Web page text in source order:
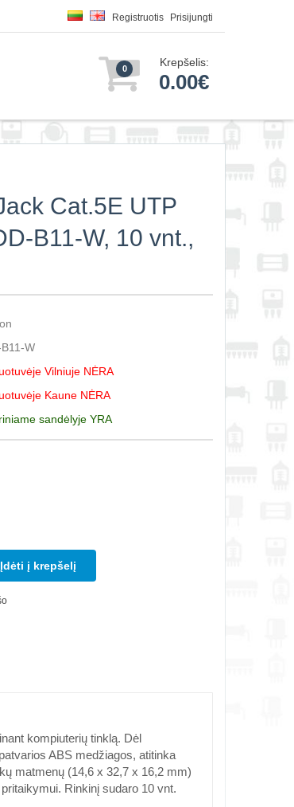
Registruotis Prisijungti
0 Krepšelis:
0.00€
Cat.5E UTP
B11-W, 10 vnt.,
W
Vilniuje NĖRA
Kaune NĖRA
sandėlyje YRA
Įdėti į krepšelį
kompiuterių tinklą. Dėl
ABS medžiagos, atitinka
matmenų (14,6 x 32,7 x 16,2 mm)
Rinkinį sudaro 10 vnt.